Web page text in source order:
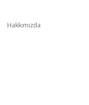
Hakkımızda